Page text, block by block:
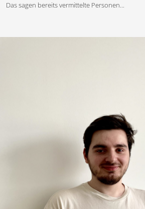
Das sagen bereits vermittelte Personen...